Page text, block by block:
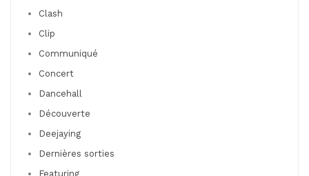
Clash
Clip
Communiqué
Concert
Dancehall
Découverte
Deejaying
Dernières sorties
Featuring